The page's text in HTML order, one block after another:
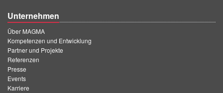
Unternehmen
Über MAGMA
Kompetenzen und Entwicklung
Partner und Projekte
Referenzen
Presse
Events
Karriere